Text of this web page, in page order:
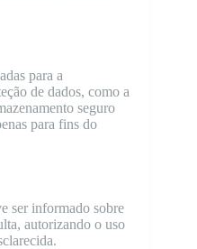
para a
de dados, como a
seguro
para fins do
ser informado sobre
autorizando o uso